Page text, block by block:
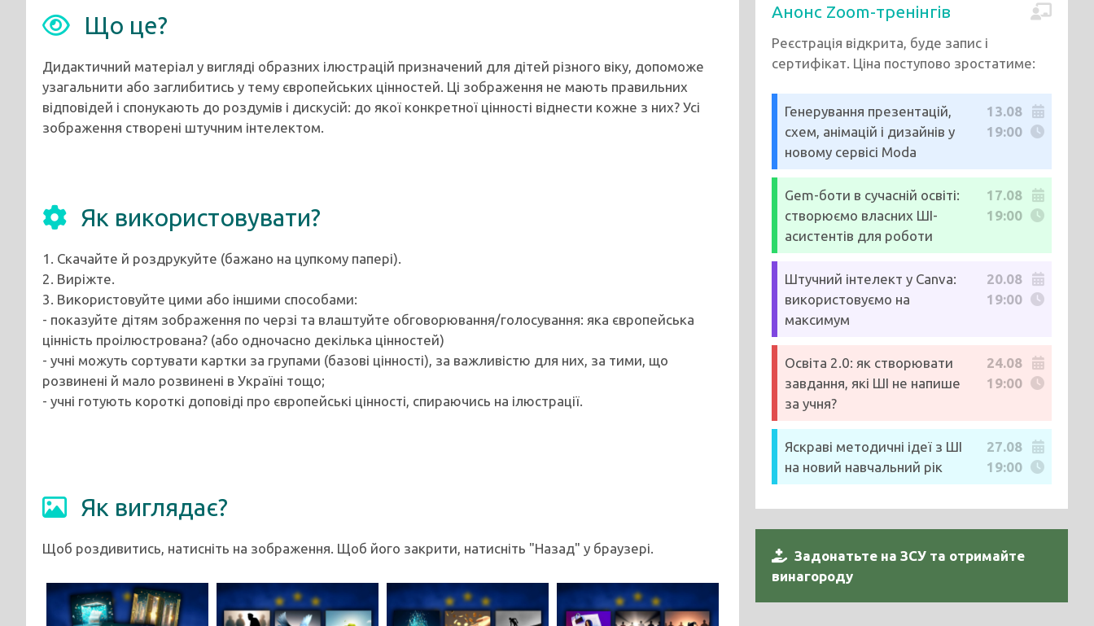
Що це?
Дидактичний матеріал у вигляді образних ілюстрацій призначений для дітей різного віку, допоможе
узагальнити або заглибитись у тему європейських цінностей. Ці зображення не мають правильних
відповідей і спонукають до роздумів і дискусій: до якої конкретної цінності віднести кожне з них? Усі
зображення створені штучним інтелектом.
Як використовувати?
1. Скачайте й роздрукуйте (бажано на цупкому папері).
2. Виріжте.
3. Використовуйте цими або іншими способами:
- показуйте дітям зображення по черзі та влаштуйте обговорювання/голосування: яка європейська
цінність проілюстрована? (або одночасно декілька цінностей)
- учні можуть сортувати картки за групами (базові цінності), за важливістю для них, за тими, що
розвинені й мало розвинені в Україні тощо;
- учні готують короткі доповіді про європейські цінності, спираючись на ілюстрації.
Як виглядає?
Щоб роздивитись, натисніть на зображення. Щоб його закрити, натисніть "Назад" у браузері.
Анонс Zoom-тренінгів
Реєстрація відкрита, буде запис і
сертифікат. Ціна поступово зростатиме:
Генерування презентацій,
схем, анімацій і дизайнів у
новому сервісі Moda
13.08
19:00
Gem-боти в сучасній освіті:
створюємо власних ШІ-
асистентів для роботи
17.08
19:00
Штучний інтелект у Canva:
використовуємо на
максимум
20.08
19:00
Освіта 2.0: як створювати
завдання, які ШІ не напише
за учня?
24.08
19:00
Яскраві методичні ідеї з ШІ
на новий навчальний рік
27.08
19:00
Задонатьте на ЗСУ та отримайте
винагороду